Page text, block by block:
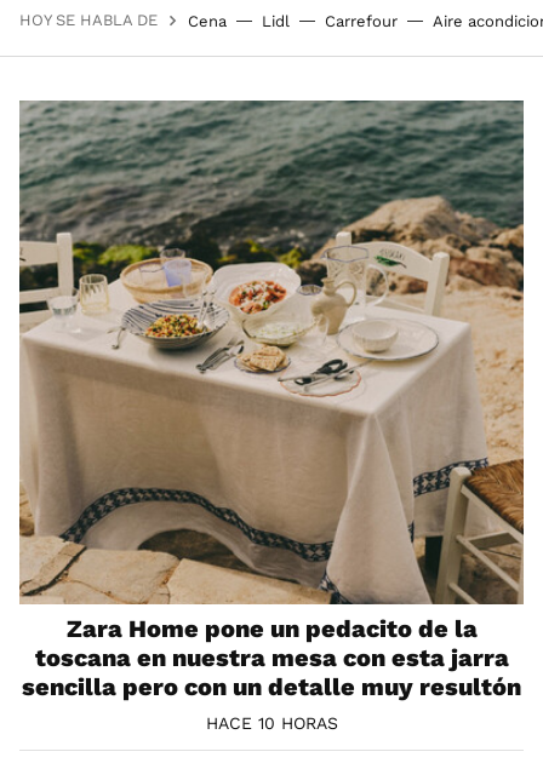
HOY SE HABLA DE Cena Lidl Carrefour Aire
Zara Home pone un pedacito de la
toscana en nuestra mesa con esta jarra
sencilla pero con un detalle muy resultón
HACE 10 HORAS